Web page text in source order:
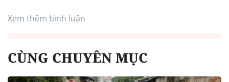
Xem thêm bình luận
CÙNG CHUYÊN MỤC